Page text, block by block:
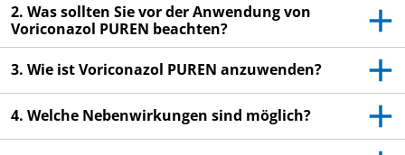
Wenn Sie Nebenwirkungen bemerken, wenden Sie
sich an Ihren Arzt, Apotheker oder das
medizinische Fachpersonal. Dies gilt auch für
Nebenwirkungen, die nicht in dieser
Gebrauchsinformation angegeben sind. Siehe
Abschnitt 4.
2. Was sollten Sie vor der Anwendung von
Voriconazol PUREN beachten?
3. Wie ist Voriconazol PUREN anzuwenden?
4. Welche Nebenwirkungen sind möglich?